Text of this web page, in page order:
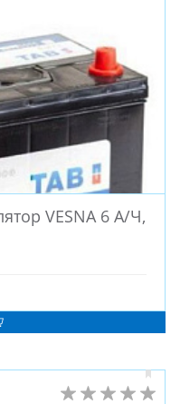
VESNA 6 А/Ч,